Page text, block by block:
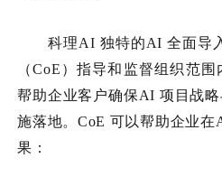
科理AI 独特的AI 全面导
（CoE）指导和监督组织范
帮助企业客户确保AI 项目战
施落地。CoE 可以帮助企业
果：